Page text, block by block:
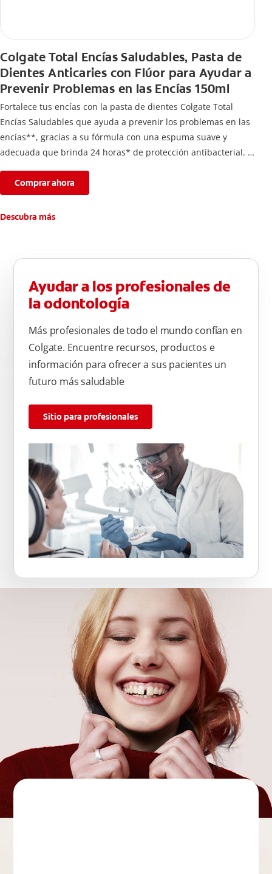
Colgate Total Encías Saludables, Pasta de
Dientes Anticaries con Flúor para Ayudar a
Prevenir Problemas en las Encías 150ml
Fortalece tus encías con la pasta de dientes Colgate Total
Encías Saludables que ayuda a prevenir los problemas en las
encías**, gracias a su fórmula con una espuma suave y
adecuada que brinda 24 horas* de protección antibacterial.
semanas.
**Causados por bacterias.
Comprar ahora
Descubra más
Ayudar a los profesionales de
la odontología
Más profesionales de todo el mundo confían en
Colgate. Encuentre recursos, productos e
información para ofrecer a sus pacientes un
futuro más saludable
Sitio para profesionales